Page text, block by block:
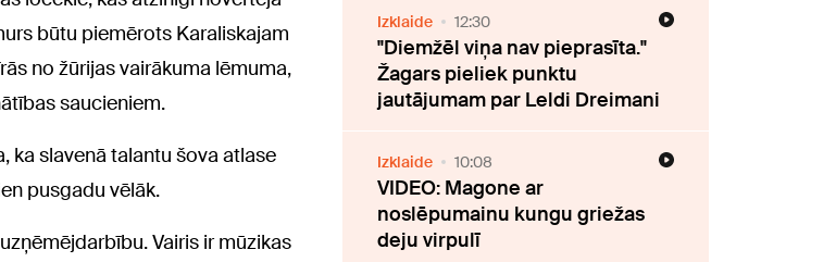
būtu piemērots Karaliskajam
no žūrijas vairākuma lēmuma,
saucieniem.
ka slavenā talantu šova atlase
pusgadu vēlāk.
Vairis ir mūzikas
Izklaide 12:30
"Diemžēl viņa nav pieprasīta."
Žagars pieliek punktu
jautājumam par Leldi Dreimani
Izklaide 10:08
VIDEO: Magone ar
noslēpumainu kungu griežas
deju virpulī